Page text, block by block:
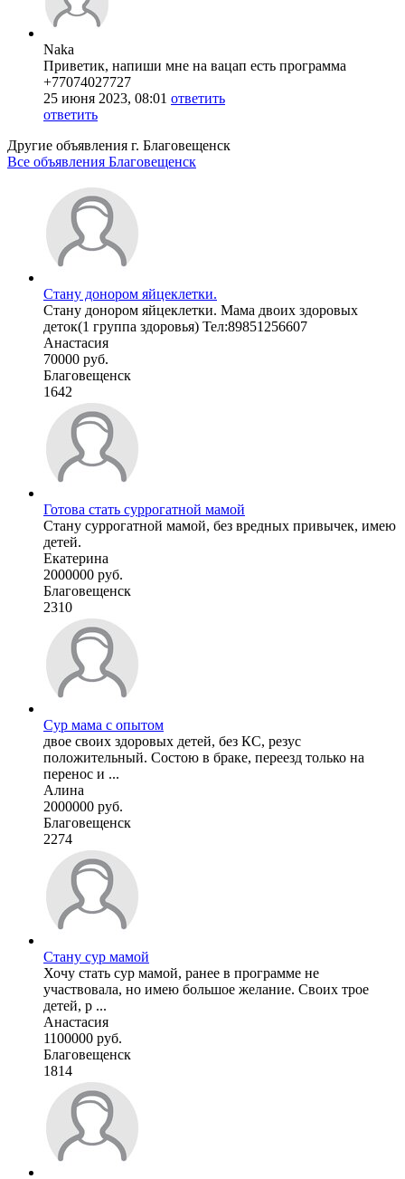
Naka
Приветик, напиши мне на вацап есть программа
+77074027727
25 июня 2023, 08:01 ответить
ответить
Другие объявления г. Благовещенск
Все объявления Благовещенск
Стану донором яйцеклетки.
Стану донором яйцеклетки. Мама двоих здоровых
деток(1 группа здоровья) Тел:89851256607
Анастасия
70000 руб.
Благовещенск
1642
Готова стать суррогатной мамой
Стану суррогатной мамой, без вредных привычек, имею
детей.
Екатерина
2000000 руб.
Благовещенск
2310
Сур мама с опытом
двое своих здоровых детей, без КС, резус
положительный. Состою в браке, переезд только на
перенос и ...
Алина
2000000 руб.
Благовещенск
2274
Стану сур мамой
Хочу стать сур мамой, ранее в программе не
участвовала, но имею большое желание. Своих трое
детей, р ...
Анастасия
1100000 руб.
Благовещенск
1814